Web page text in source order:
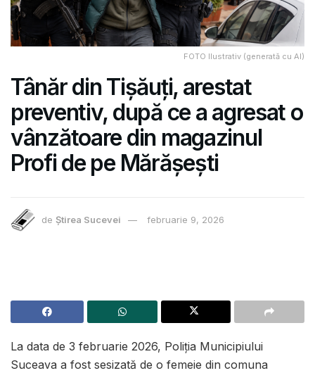
FOTO Ilustrativ (generată cu AI)
Tânăr din Tișăuți, arestat
preventiv, după ce a agresat o
vânzătoare din magazinul
Profi de pe Mărășești
de Știrea Sucevei februarie 9, 2026
La data de 3 februarie 2026, Poliția Municipiului
Suceava a fost sesizată de o femeie din comuna